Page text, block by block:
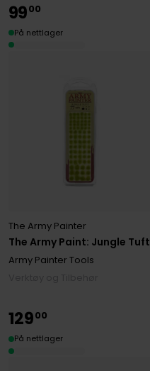
The Army Paint: Jungle Tuft
The Army Painter
Army Painter Tools
9900
På nettlager
12900
På nettlager